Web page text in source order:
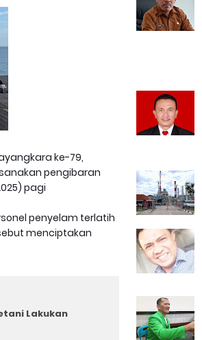
ke-79,
pengibaran
pagi
penyelam terlatih
menciptakan
Lakukan